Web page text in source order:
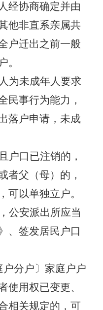
经协商确定并由
他非直系亲属共
户迁出之前一般
。
为未成年人要求
民事行为能力，
落户申请，未成
户口已注销的，
者父（母）的，
可以单独立户。
公安派出所应当
、签发居民户口
户分户〕家庭户户
使用权已变更、
相关规定的，可